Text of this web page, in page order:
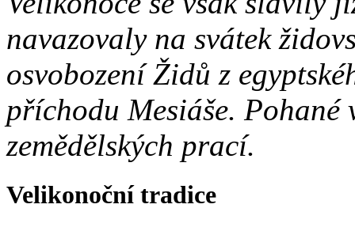
navazovaly na svátek
osvobození Židů z
příchodu Mesiáše.
zemědělských prací.
Velikonoční tradice